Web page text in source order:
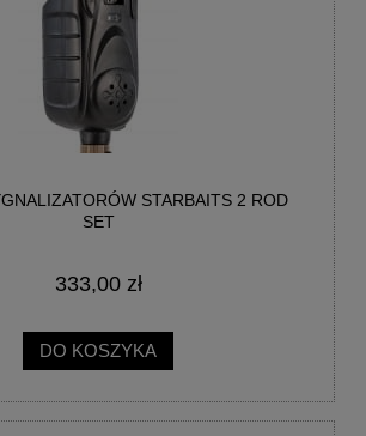
STARBAITS 2 ROD
SET
333,00 zł
DO KOSZYKA